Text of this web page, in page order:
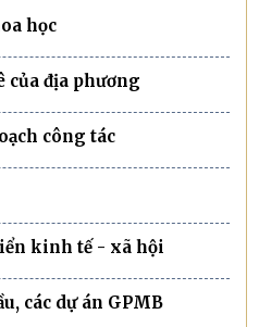
học
địa phương
công tác
kinh tế - xã hội
các dự án GPMB